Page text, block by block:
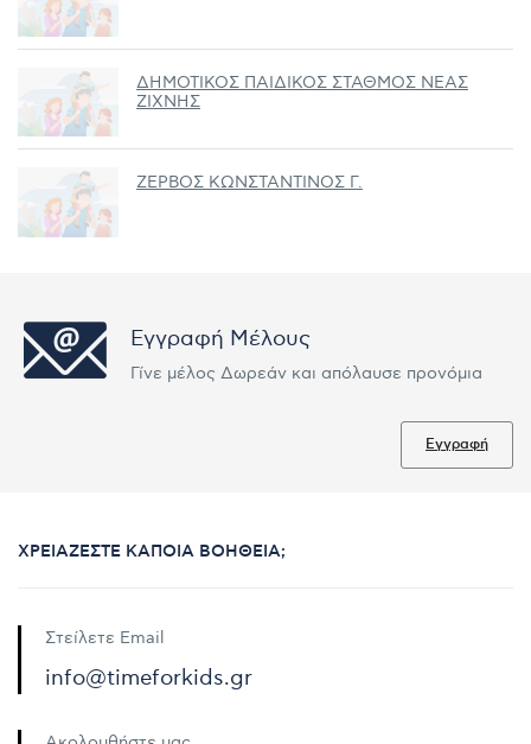
ΔΗΜΟΤΙΚΟΣ ΠΑΙΔΙΚΟΣ ΣΤΑΘΜΟΣ ΝΕΑΣ
ΖΙΧΝΗΣ
ΖΕΡΒΟΣ ΚΩΝΣΤΑΝΤΙΝΟΣ Γ.
Εγγραφή Μέλους
Γίνε μέλος Δωρεάν και απόλαυσε προνόμια
Εγγραφή
ΧΡΕΙΆΖΕΣΤΕ ΚΆΠΟΙΑ ΒΟΉΘΕΙΑ;
Στείλετε Email
info@timeforkids.gr